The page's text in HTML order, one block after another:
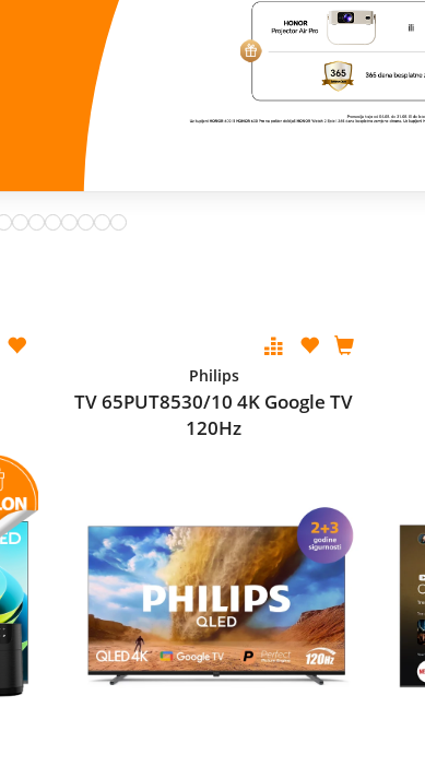
Philips
TV 65PUT8530/10 4K Google TV
120Hz